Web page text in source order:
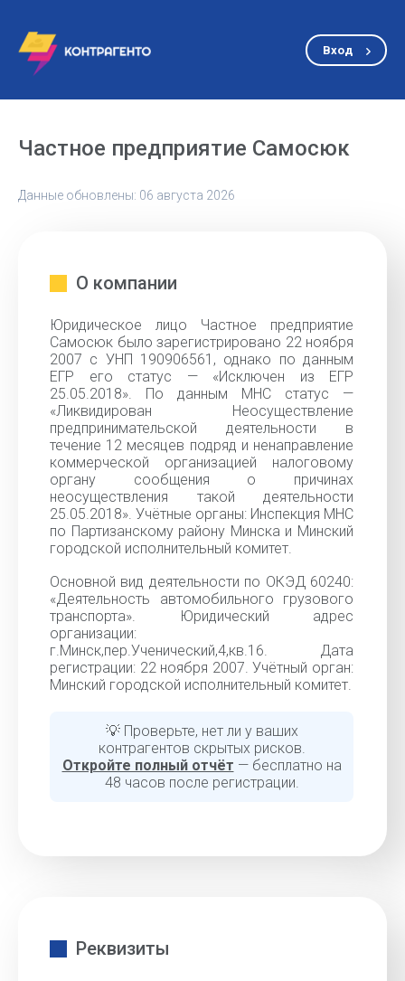
Вход
Частное предприятие Самосюк
Данные обновлены: 06 августа 2026
О компании
Юридическое лицо Частное предприятие
Самосюк было зарегистрировано 22 ноября
2007 с УНП 190906561, однако по данным
ЕГР его статус — «Исключен из ЕГР
25.05.2018». По данным МНС статус —
«Ликвидирован Неосуществление
предпринимательской деятельности в
течение 12 месяцев подряд и ненаправление
коммерческой организацией налоговому
органу сообщения о причинах
неосуществления такой деятельности
25.05.2018». Учётные органы: Инспекция МНС
по Партизанскому району Минска и Минский
городской исполнительный комитет.
Основной вид деятельности по ОКЭД 60240:
«Деятельность автомобильного грузового
транспорта». Юридический адрес
организации:
г.Минск,пер.Ученический,4,кв.16. Дата
регистрации: 22 ноября 2007. Учётный орган:
Минский городской исполнительный комитет.
💡 Проверьте, нет ли у ваших
контрагентов скрытых рисков.
Откройте полный отчёт — бесплатно на
48 часов после регистрации.
Реквизиты